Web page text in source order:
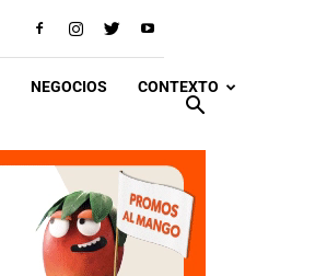
NEGOCIOS CONTEXTO